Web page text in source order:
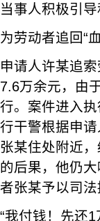
当事人积极引
为劳动者追回“
申请人许某追
7.6万余元，由
行。案件进入
行干警根据申
张某住处附近
的后果，他仍
者张某予以司法
“我付钱！先还